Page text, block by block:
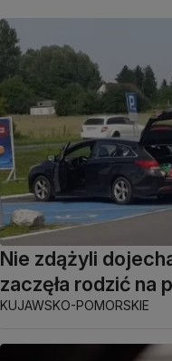
Nie zdążyli
zaczęła rodzić na
KUJAWSKO-POMORSKIE